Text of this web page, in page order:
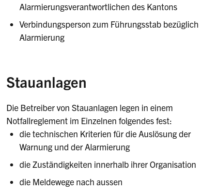
Alarmierungsverantwortlichen des Kantons
Verbindungsperson zum Führungsstab bezüglich
Alarmierung
Stauanlagen
Die Betreiber von Stauanlagen legen in einem
Notfallreglement im Einzelnen folgendes fest:
die technischen Kriterien für die Auslösung der
Warnung und der Alarmierung
die Zuständigkeiten innerhalb ihrer Organisation
die Meldewege nach aussen